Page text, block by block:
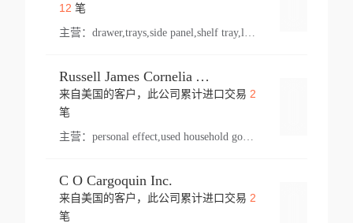
12 笔
主营：
Russell James Cornelia Arlington Va
来自美国的客户，此公司累计进口交易 2
笔
主营： personal effect,used household goods
C O Cargoquin Inc.
来自美国的客户，此公司累计进口交易 2
笔